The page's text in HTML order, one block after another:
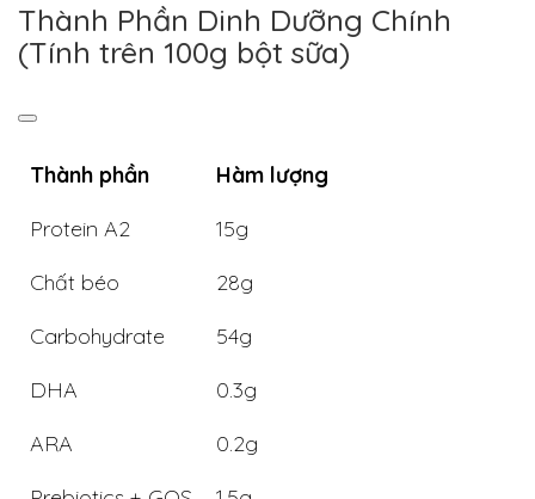
Thành Phần Dinh Dưỡng Chính
(Tính trên 100g bột sữa)
Thành phần
Hàm lượng
Protein A2
15g
Chất béo
28g
Carbohydrate
54g
DHA
0.3g
ARA
0.2g